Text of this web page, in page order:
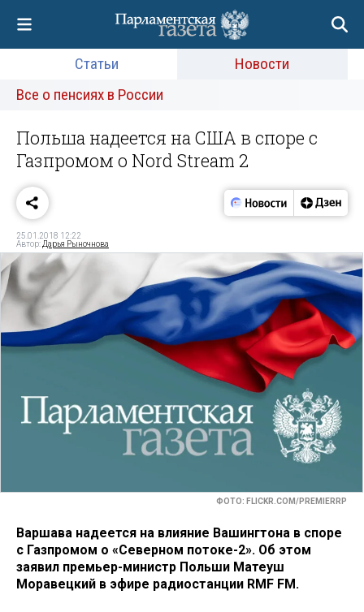
Статьи
Новости
Все о пенсиях в России
Польша надеется на США в споре с
Газпромом о Nord Stream 2
25.01.2018 12:22
Автор: Дарья Рыночнова
ФОТО: FLICKR.COM/PREMIERRP
Варшава надеется на влияние Вашингтона в споре
с Газпромом о «Северном потоке-2». Об этом
заявил премьер-министр Польши Матеуш
Моравецкий в эфире радиостанции RMF FM.